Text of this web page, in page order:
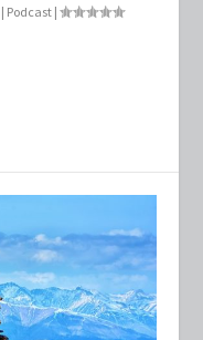
| Podcast |